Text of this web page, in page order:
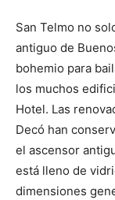
San Telmo no
antiguo de
bohemio para
los muchos
Hotel. Las
Decó han
el ascensor
está lleno de
dimensiones